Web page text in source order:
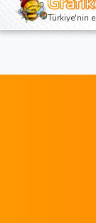
Türkiye'nin